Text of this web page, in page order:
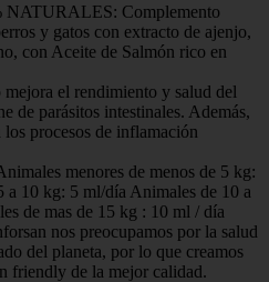
Complemento
y gatos con extracto de ajenjo,
con Aceite de Salmón rico en
el rendimiento y salud del
de parásitos intestinales. Además,
los procesos de inflamación
menores de menos de 5 kg:
a 10 kg: 5 ml/día Animales de 10 a
de mas de 15 kg : 10 ml / día
nos preocupamos por la salud
del planeta, por lo que creamos
friendly de la mejor calidad.